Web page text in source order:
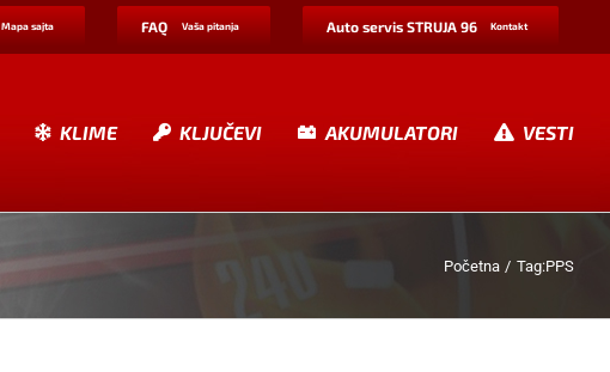
Mapa sajta FAQ Vaša pitanja Auto servis STRUJA 96 Kontakt
KLIME KLJUČEVI AKUMULATORI VESTI
Početna Tag:PPS